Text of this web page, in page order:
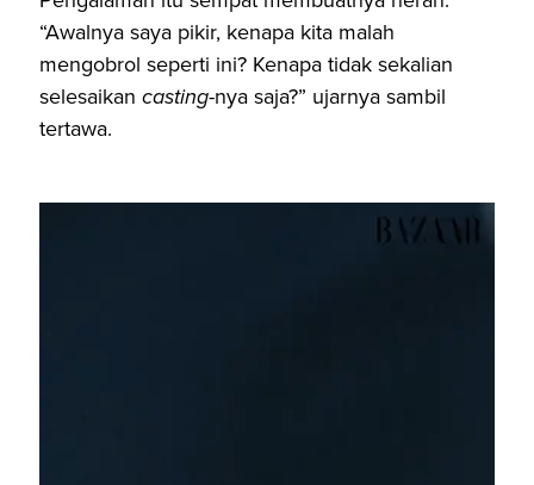
“Awalnya saya pikir, kenapa kita malah
mengobrol seperti ini? Kenapa tidak sekalian
selesaikan casting-nya saja?” ujarnya sambil
tertawa.